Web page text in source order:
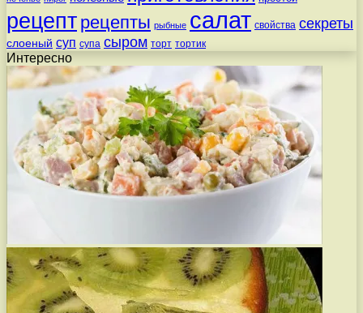
рецепт рецепты рыбные салат свойства секреты
слоеный суп супа сыром торт тортик
Интересно